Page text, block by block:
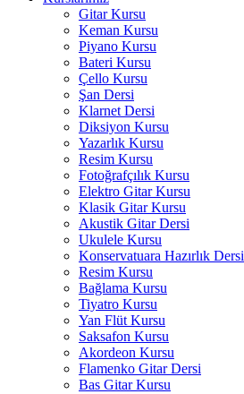
Gitar Kursu
Keman Kursu
Piyano Kursu
Bateri Kursu
Çello Kursu
Şan Dersi
Klarnet Dersi
Diksiyon Kursu
Yazarlık Kursu
Resim Kursu
Fotoğrafçılık Kursu
Elektro Gitar Kursu
Klasik Gitar Kursu
Akustik Gitar Dersi
Ukulele Kursu
Konservatuara Hazırlık Dersi
Resim Kursu
Bağlama Kursu
Tiyatro Kursu
Yan Flüt Kursu
Saksafon Kursu
Akordeon Kursu
Flamenko Gitar Dersi
Bas Gitar Kursu